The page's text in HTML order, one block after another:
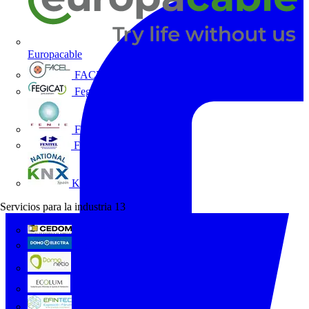
Europacable
FACEL
Fegicat
FENIE
FENITEL
KNX España
Servicios para la industria 13